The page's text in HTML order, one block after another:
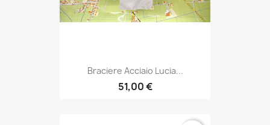
Braciere Acciaio Lucia...
51,00 €